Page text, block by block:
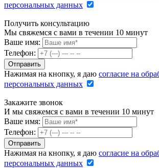
персональных данных
Получить консультацию
Мы свяжемся с вами в течении 10 минут
Ваше имя:
Телефон:
Нажимая на кнопку, я даю согласие на
персональных данных
Закажите звонок
И мы свяжемся с вами в течении 10 минут
Ваше имя:
Телефон:
Нажимая на кнопку, я даю согласие на
персональных данных